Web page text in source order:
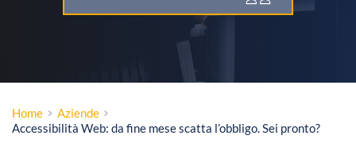
Home
Aziende
Accessibilità Web: da fine mese scatta l’obbligo. Sei pronto?